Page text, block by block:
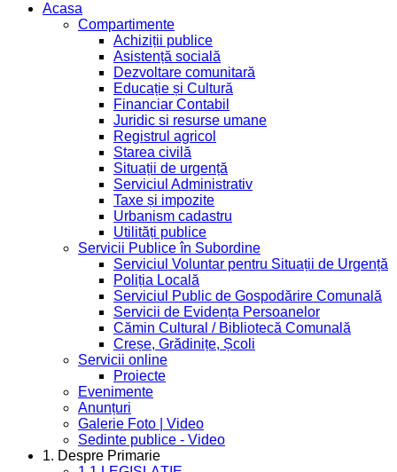
Acasa
Compartimente
Achiziții publice
Asistență socială
Dezvoltare comunitară
Educație și Cultură
Financiar Contabil
Juridic si resurse umane
Registrul agricol
Starea civilă
Situații de urgență
Serviciul Administrativ
Taxe și impozite
Urbanism cadastru
Utilități publice
Servicii Publice în Subordine
Serviciul Voluntar pentru Situații de Urgență
Poliția Locală
Serviciul Public de Gospodărire Comunală
Servicii de Evidența Persoanelor
Cămin Cultural / Bibliotecă Comunală
Creșe, Grădinițe, Școli
Servicii online
Proiecte
Evenimente
Anunțuri
Galerie Foto | Video
Sedinte publice - Video
1. Despre Primarie